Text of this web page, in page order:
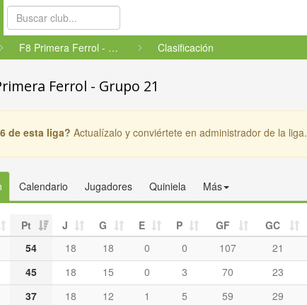
F8 Primera Ferrol - Grupo 21 Clasificación
Ferrol - Grupo 21
de esta liga? Actualízalo y conviértete en administrador de la liga.
Calendario Jugadores Quiniela Más
Pt J G E P GF GC
54 18 18 0 0 107 21
45 18 15 0 3 70 23
37 18 12 1 5 59 29